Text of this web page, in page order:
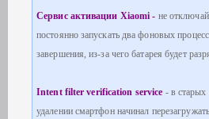
Сервис активации Xiaomi - не
постоянно запускать два фоновых
завершения, из-за чего батарея будет
Intent filter verification service - в старых
удалении смартфон начинал